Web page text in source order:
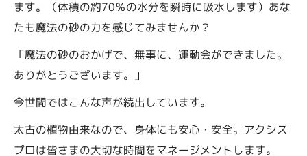
ます。（体積の約70％の水分を瞬時に吸水します）あな
たも魔法の砂の力を感じてみませんか？
「魔法の砂のおかげで、無事に、運動会ができました。
ありがとうございます。」
今世間ではこんな声が続出しています。
太古の植物由来なので、身体にも安心・安全。アクシス
プロは皆さまの大切な時間をマネージメントします。